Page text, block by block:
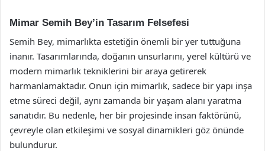
Mimar Semih Bey’in Tasarım Felsefesi
Semih Bey, mimarlıkta estetiğin önemli bir yer tuttuğuna
inanır. Tasarımlarında, doğanın unsurlarını, yerel kültürü ve
modern mimarlık tekniklerini bir araya getirerek
harmanlamaktadır. Onun için mimarlık, sadece bir yapı inşa
etme süreci değil, aynı zamanda bir yaşam alanı yaratma
sanatıdır. Bu nedenle, her bir projesinde insan faktörünü,
çevreyle olan etkileşimi ve sosyal dinamikleri göz önünde
bulundurur.